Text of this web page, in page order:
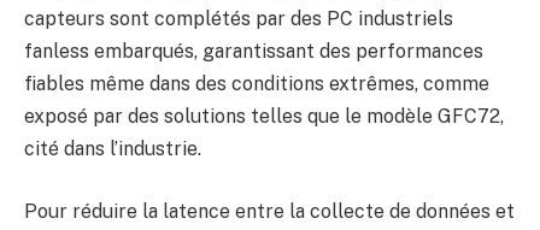
capteurs sont complétés par des PC industriels
fanless embarqués, garantissant des performances
fiables même dans des conditions extrêmes, comme
exposé par des solutions telles que le modèle GFC72,
cité dans l’industrie.
Pour réduire la latence entre la collecte de données et